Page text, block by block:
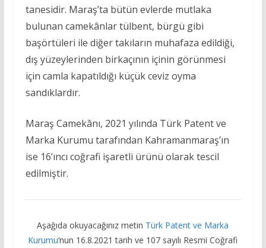
tanesidir. Maraş’ta bütün evlerde mutlaka
bulunan camekânlar tülbent, bürgü gibi
başörtüleri ile diğer takıların muhafaza edildiği,
dış yüzeylerinden birkaçının içinin görünmesi
için camla kapatıldığı küçük ceviz oyma
sandıklardır.
Maraş Camekânı, 2021 yılında Türk Patent ve
Marka Kurumu tarafından Kahramanmaraş’ın
ise 16’ıncı coğrafi işaretli ürünü olarak tescil
edilmiştir.
Aşağıda okuyacağınız metin Türk Patent ve Marka
Kurumu‘nun 16.8.2021 tarih ve 107 sayılı Resmi Coğrafi